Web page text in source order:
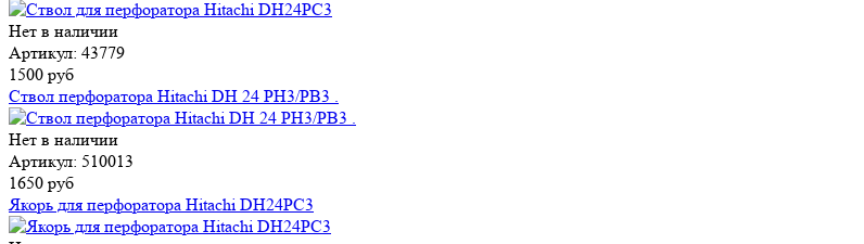
Нет в наличии
Артикул: 43779
1500 руб
Ствол перфоратора Hitachi DH 24 PН3/PB3 .
Нет в наличии
Артикул: 510013
1650 руб
Якорь для перфоратора Hitachi DH24PC3